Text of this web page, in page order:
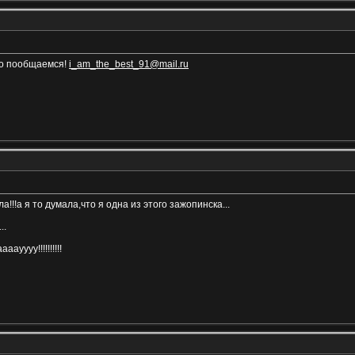
пообщаемся! i_am_the_best_91@mail.ru
я то думала,что я одна из этого зажопинска...